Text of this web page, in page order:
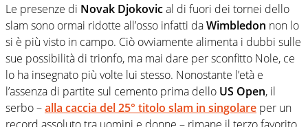
Le presenze di Novak Djokovical di fuori dei tornei dello
slam sono ormai ridotte all’osso infatti daWimbledon non lo
si è più visto in campo. Ciò ovviamente alimenta i dubbi sulle
sue possibilità di trionfo, ma mai dare per sconfitto Nole, ce
lo ha insegnato più volte lui stesso. Nonostante l’età e
l’assenza di partite sul cemento prima dello US Open, il
serbo –alla caccia del 25° titolo slam in singolare per un